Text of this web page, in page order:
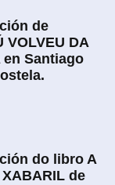
de
VOLVEU DA
en Santiago
do libro A
de